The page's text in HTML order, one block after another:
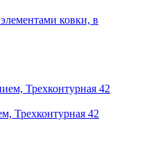
ковки, в
Трехконтурная 42